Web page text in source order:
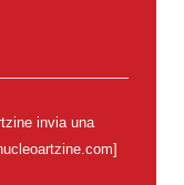
invia una